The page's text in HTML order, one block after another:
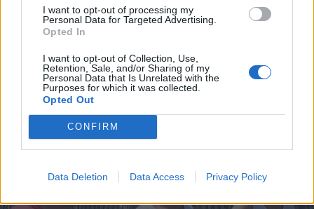
I want to opt-out of processing my
Personal Data for Targeted Advertising.
Opted In
I want to opt-out of Collection, Use,
Retention, Sale, and/or Sharing of my
Personal Data that Is Unrelated with the
Purposes for which it was collected.
Opted Out
CONFIRM
Data Deletion Data Access Privacy Policy
Carburanti, prorogato fino al 25
agosto lo sconto di 17 centesimi sul
gasolio